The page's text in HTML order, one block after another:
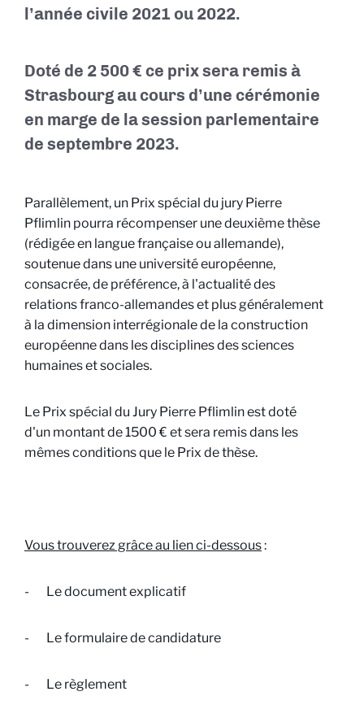
l’année civile 2021 ou 2022.
Doté de 2 500 € ce prix sera remis à
Strasbourg au cours d’une cérémonie
en marge de la session parlementaire
de septembre 2023.
Parallèlement, un Prix spécial du jury Pierre
Pflimlin pourra récompenser une deuxième thèse
(rédigée en langue française ou allemande),
soutenue dans une université européenne,
consacrée, de préférence, à l'actualité des
relations franco-allemandes et plus généralement
à la dimension interrégionale de la construction
européenne dans les disciplines des sciences
humaines et sociales.
Le Prix spécial du Jury Pierre Pflimlin est doté
d'un montant de 1500 € et sera remis dans les
mêmes conditions que le Prix de thèse.
Vous trouverez grâce au lien ci-dessous:
- Le document explicatif
- Le formulaire de candidature
- Le règlement